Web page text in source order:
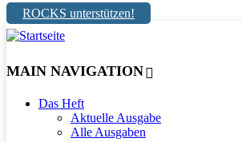
ROCKS unterstützen!
MAIN NAVIGATION
Das Heft
Aktuelle Ausgabe
Alle Ausgaben